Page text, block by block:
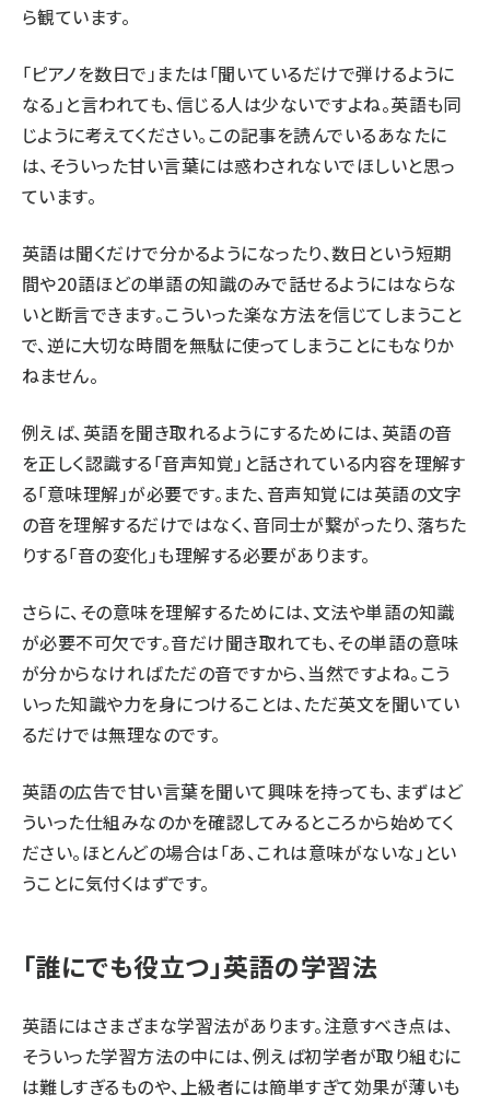
ら観ています。
「ピアノを数日で」または「聞いているだけで弾けるように
なる」と言われても、信じる人は少ないですよね。英語も同
じように考えてください。この記事を読んでいるあなたに
は、そういった甘い言葉には惑わされないでほしいと思っ
ています。
英語は聞くだけで分かるようになったり、数日という短期
間や20語ほどの単語の知識のみで話せるようにはならな
いと断言できます。こういった楽な方法を信じてしまうこと
で、逆に大切な時間を無駄に使ってしまうことにもなりか
ねません。
例えば、英語を聞き取れるようにするためには、英語の音
を正しく認識する「音声知覚」と話されている内容を理解す
る「意味理解」が必要です。また、音声知覚には英語の文字
の音を理解するだけではなく、音同士が繋がったり、落ちた
りする「音の変化」も理解する必要があります。
さらに、その意味を理解するためには、文法や単語の知識
が必要不可欠です。音だけ聞き取れても、その単語の意味
が分からなければただの音ですから、当然ですよね。こう
いった知識や力を身につけることは、ただ英文を聞いてい
るだけでは無理なのです。
英語の広告で甘い言葉を聞いて興味を持っても、まずはど
ういった仕組みなのかを確認してみるところから始めてく
ださい。ほとんどの場合は「あ、これは意味がないな」とい
うことに気付くはずです。
「誰にでも役立つ」英語の学習法
英語にはさまざまな学習法があります。注意すべき点は、
そういった学習方法の中には、例えば初学者が取り組むに
は難しすぎるものや、上級者には簡単すぎて効果が薄いも